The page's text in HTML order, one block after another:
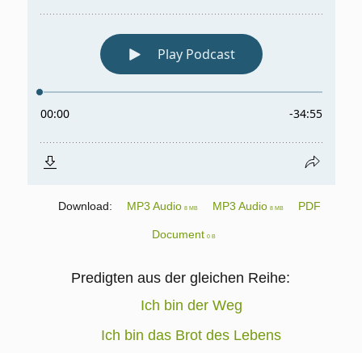
Download: MP3 Audio 8 MB MP3 Audio 8 MB PDF
Document 0 B
Predigten aus der gleichen Reihe:
Ich bin der Weg
Ich bin das Brot des Lebens